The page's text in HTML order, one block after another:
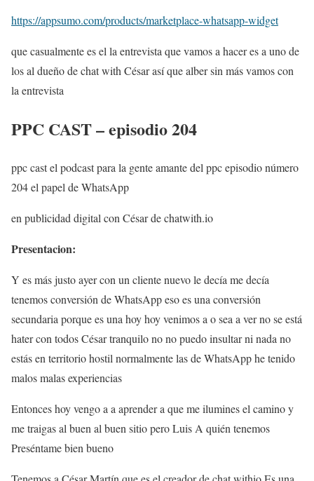
https://appsumo.com/products/marketplace-whatsapp-widget
que casualmente es el la entrevista que vamos a hacer es a uno de
los al dueño de chat with César así que alber sin más vamos con
la entrevista
PPC CAST – episodio 204
ppc cast el podcast para la gente amante del ppc episodio número
204 el papel de WhatsApp
en publicidad digital con César de chatwith.io
Presentacion:
Y es más justo ayer con un cliente nuevo le decía me decía
tenemos conversión de WhatsApp eso es una conversión
secundaria porque es una hoy hoy venimos a o sea a ver no se está
hater con todos César tranquilo no no puedo insultar ni nada no
estás en territorio hostil normalmente las de WhatsApp he tenido
malos malas experiencias
Entonces hoy vengo a a aprender a que me ilumines el camino y
me traigas al buen al buen sitio pero Luis A quién tenemos
Preséntame bien bueno